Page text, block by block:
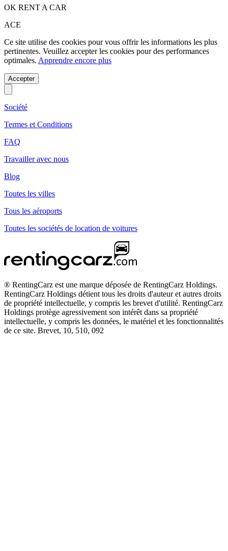
OK RENT A CAR
ACE
Ce site utilise des cookies pour vous offrir les informations les plus
pertinentes. Veuillez accepter les cookies pour des performances
optimales. Apprendre encore plus
Accepter
Société
Termes et Conditions
FAQ
Travailler avec nous
Blog
Toutes les villes
Tous les aéroports
Toutes les sociétés de location de voitures
® RentingCarz est une marque déposée de RentingCarz Holdings.
RentingCarz Holdings détient tous les droits d'auteur et autres droits
de propriété intellectuelle, y compris les brevet d'utilité. RentingCarz
Holdings protège agressivement son intérêt dans sa propriété
intellectuelle, y compris les données, le matériel et les fonctionnalités
de ce site. Brevet, 10, 510, 092